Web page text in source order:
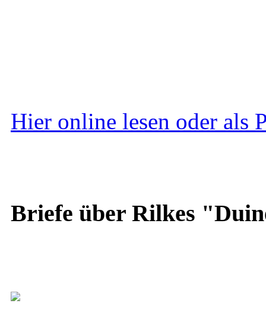
Hier online lesen oder als
Briefe über Rilkes